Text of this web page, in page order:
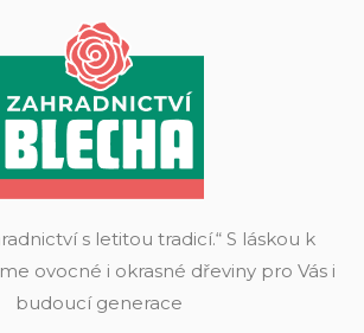
s letitou tradicí.“ S láskou k
ovocné i okrasné dřeviny pro Vás i
budoucí generace